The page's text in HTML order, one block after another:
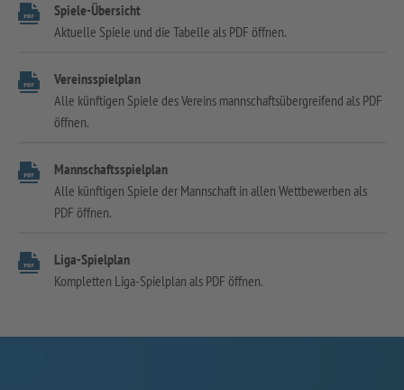
Spiele-Übersicht
Aktuelle Spiele und die Tabelle als PDF öffnen.
Vereinsspielplan
Alle künftigen Spiele des Vereins mannschaftsübergreifend als PDF
öffnen.
Mannschaftsspielplan
Alle künftigen Spiele der Mannschaft in allen Wettbewerben als
PDF öffnen.
Liga-Spielplan
Kompletten Liga-Spielplan als PDF öffnen.